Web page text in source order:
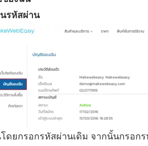
รหัสผ่าน
ดยกรอกรหัสผ่านเดิม จากนั้นกรอก